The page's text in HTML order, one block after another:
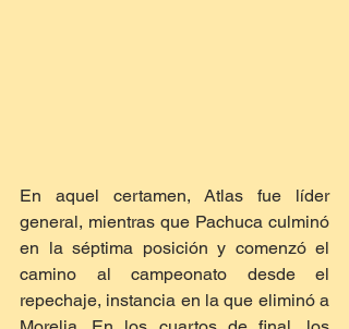
En aquel certamen, Atlas fue líder
general, mientras que Pachuca culminó
en la séptima posición y comenzó el
camino al campeonato desde el
repechaje, instancia en la que eliminó a